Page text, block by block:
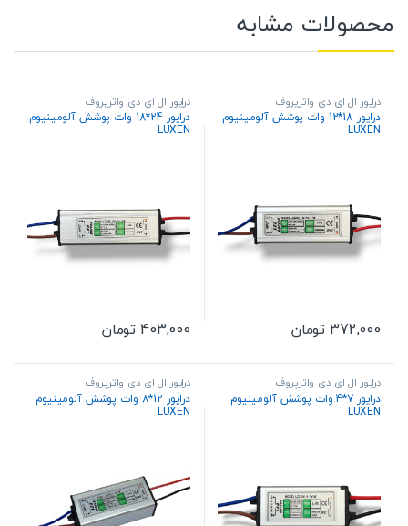
محصولات مشابه
درایور ال ای دی واترپروف
درایور 18*12 وات پوشش آلومینیوم
LUXEN
372,000تومان
درایور ال ای دی واترپروف
درایور 24*18 وات پوشش آلومینیوم
LUXEN
403,000تومان
درایور ال ای دی واترپروف
درایور 7*4 وات پوشش آلومینیوم
LUXEN
درایور ال ای دی واترپروف
درایور 12*8 وات پوشش آلومینیوم
LUXEN